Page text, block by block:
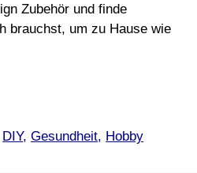
Zubehör und finde
brauchst, um zu Hause wie
DIY,Gesundheit, Hobby